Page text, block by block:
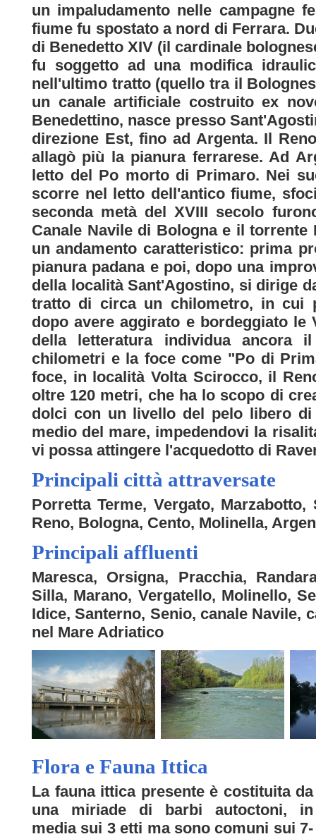
un impaludamento nelle campagne
fiume fu spostato a nord di Ferrara.
di Benedetto XIV (il cardinale
fu soggetto ad una modifica
nell'ultimo tratto (quello tra il
un canale artificiale costruito ex
Benedettino, nasce presso
direzione Est, fino ad Argenta. Il
allagò più la pianura ferrarese. Ad
letto del Po morto di Primaro. Nei
scorre nel letto dell'antico fiume,
seconda metà del XVIII secolo
Canale Navile di Bologna e il
un andamento caratteristico: prima
pianura padana e poi, dopo una
della località Sant'Agostino, si dirige
tratto di circa un chilometro, in cui
dopo avere aggirato e bordeggiato le
della letteratura individua ancora
chilometri e la foce come "Po di
foce, in località Volta Scirocco, il
oltre 120 metri, che ha lo scopo di
dolci con un livello del pelo libero
medio del mare, impedendovi la
vi possa attingere l'acquedotto di
Principali città attraversate
Porretta Terme, Vergato,
Reno, Bologna, Cento, Molinella,
Principali affluenti
Maresca, Orsigna, Pracchia,
Silla, Marano, Vergatello, Molinello,
Idice, Santerno, Senio, canale Navile,
nel Mare Adriatico
Flora e Fauna Ittica
La fauna ittica presente è costituita da
una miriade di barbi autoctoni, in
media sui 3 etti ma sono comuni sui 7-